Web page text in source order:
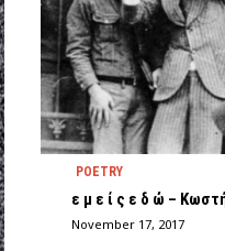
POETRY
ε μ ε ί ς ε δ ώ –
November 17, 2017